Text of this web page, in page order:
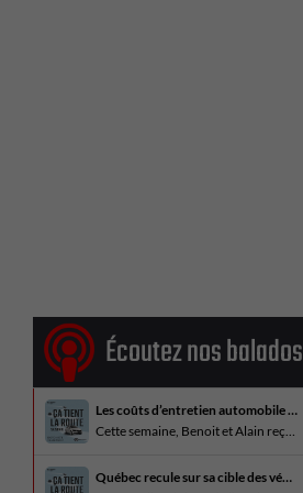
Écoutez nos balados
Les coûts d’entretien automobile en hausse
Québec recule sur sa cible des véhicules électriques